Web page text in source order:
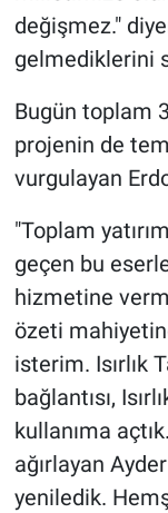
değişmez."
gelmediklerini
Bugün toplam
projenin de
vurgulayan
"Toplam
geçen bu
hizmetine
özeti
isterim. Isırlık
bağlantısı,
kullanıma
ağırlayan
yeniledik.